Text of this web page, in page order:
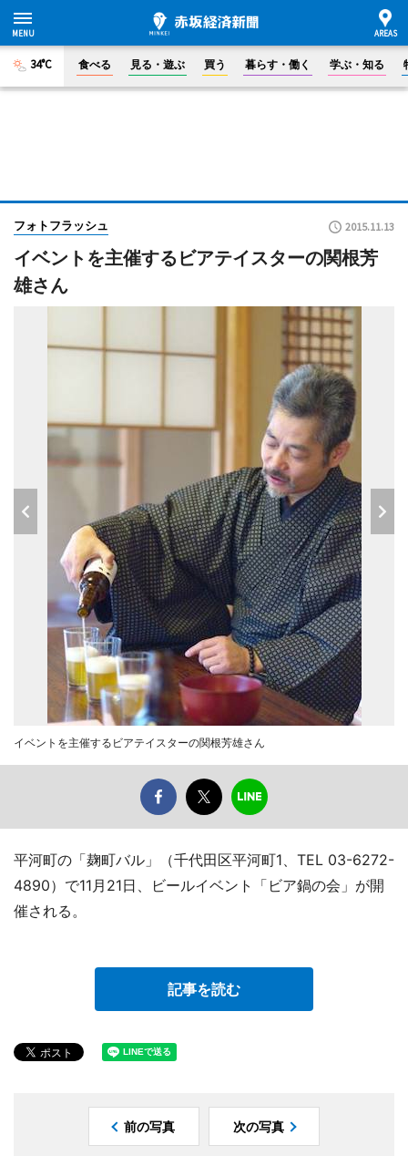
34°C 食べる 見る・遊ぶ 買う 暮らす・働く 学ぶ・知る
フォトフラッシュ 2015.11.13
イベントを主催するビアテイスターの関根芳
雄さん
イベントを主催するビアテイスターの関根芳雄さん
平河町の「麹町バル」（千代田区平河町1、TEL 03-6272-
4890）で11月21日、ビールイベント「ビア鍋の会」が開
催される。
記事を読む
前の写真 次の写真